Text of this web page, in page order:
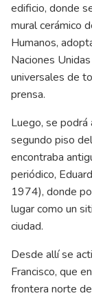
edificio, donde
mural cerámico
Humanos,
Naciones
universales de
prensa.
Luego, se podrá
segundo piso
encontraba
periódico,
1974), donde
lugar como un
ciudad.
Desde allí se
Francisco, que
frontera norte